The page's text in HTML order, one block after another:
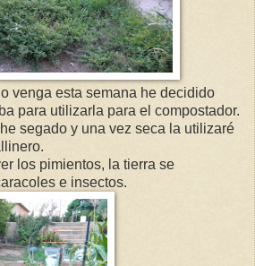
venga esta semana he decidido
para utilizarla para el compostador.
segado y una vez seca la utilizaré
los pimientos, la tierra se
e insectos.